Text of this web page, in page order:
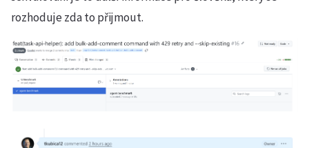
rozhoduje zda to přijmout.